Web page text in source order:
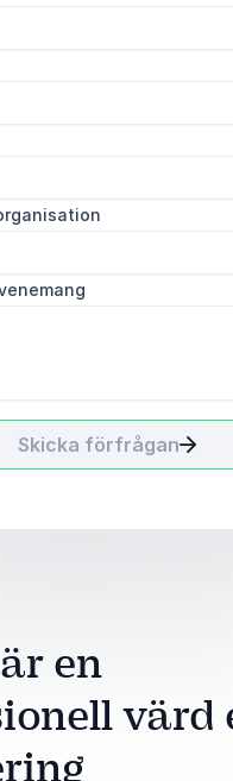
Skicka förfrågan
en
värd